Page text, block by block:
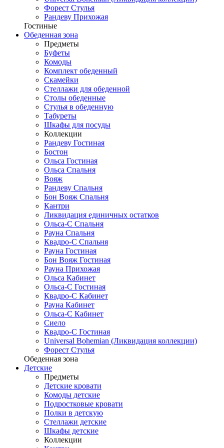
Форест Стулья
Рандеву Прихожая
Гостиные
Обеденная зона
Предметы
Буфеты
Комоды
Комплект обеденный
Скамейки
Стеллажи для обеденной
Столы обеденные
Стулья в обеденную
Табуреты
Шкафы для посуды
Коллекции
Рандеву Гостиная
Бостон
Ольса Гостиная
Ольса Спальня
Вояж
Рандеву Спальня
Бон Вояж Спальня
Кантри
Ликвидация единичных остатков
Ольса-С Спальня
Рауна Спальня
Квадро-С Спальня
Рауна Гостиная
Бон Вояж Гостиная
Рауна Прихожая
Ольса Кабинет
Ольса-С Гостиная
Квадро-С Кабинет
Рауна Кабинет
Ольса-С Кабинет
Сиело
Квадро-С Гостиная
Universal Bohemian (Ликвидация коллекции)
Форест Стулья
Обеденная зона
Детские
Предметы
Детские кровати
Комоды детские
Подростковые кровати
Полки в детскую
Стеллажи детские
Шкафы детские
Коллекции